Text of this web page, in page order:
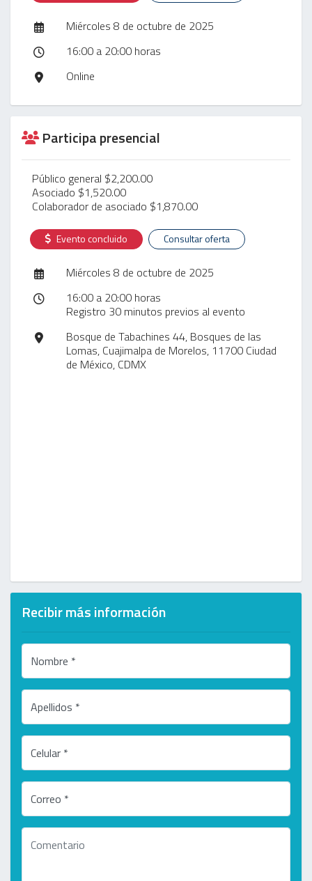
Miércoles 8 de octubre de 2025
16:00 a 20:00 horas
Online
Participa presencial
Público general $2,200.00
Asociado $1,520.00
Colaborador de asociado $1,870.00
Evento concluido Consultar oferta
Miércoles 8 de octubre de 2025
16:00 a 20:00 horas
Registro 30 minutos previos al evento
Bosque de Tabachines 44, Bosques de las
Lomas, Cuajimalpa de Morelos, 11700 Ciudad
de México, CDMX
Recibir más información
Nombre *
Apellidos *
Celular *
Correo *